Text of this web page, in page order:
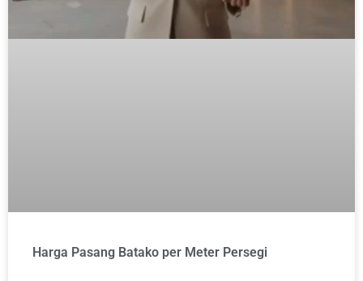
Harga Pasang Batako per Meter Persegi